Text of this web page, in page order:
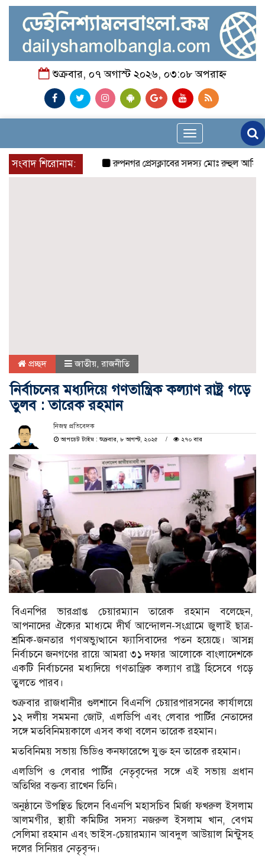
শুক্রবার, ০৭ অগাস্ট ২০২৬, ০৩:০৮ অপরাহ্ন
Toggle
navigation
সংবাদ শিরোনাম:
রুপনগর প্রেসক্লাবের সদস্য মোঃ রুহুল আমিন এর
প্রচ্ছদ জাতীয়, রাজনীতি
নির্বাচনের মধ্যদিয়ে গণতান্ত্রিক কল্যাণ রাষ্ট্র গড়ে
তুলব : তারেক রহমান
নিজস্ব প্রতিবেদক
আপডেট টাইম : শুক্রবার, ৮ আগস্ট, ২০২৫
২৭০ বার
বিএনপির ভারপ্রাপ্ত চেয়ারম্যান তারেক রহমান বলেছেন,
আপনাদের ঐক্যের মাধ্যমে দীর্ঘ আন্দোলন-সংগ্রামে জুলাই ছাত্র-
শ্রমিক-জনতার গণঅভ্যুত্থানে ফ্যাসিবাদের পতন হয়েছে। আসন্ন
নির্বাচনে জনগণের রায়ে আমরা ৩১ দফার আলোকে বাংলাদেশকে
একটি নির্বাচনের মধ্যদিয়ে গণতান্ত্রিক কল্যাণ রাষ্ট্র হিসেবে গড়ে
তুলতে পারব।
শুক্রবার রাজধানীর গুলশানে বিএনপি চেয়ারপারসনের কার্যালয়ে
১২ দলীয় সমমনা জোট, এলডিপি এবং লেবার পার্টির নেতাদের
সঙ্গে মতবিনিময়কালে এসব কথা বলেন তারেক রহমান।
মতবিনিময় সভায় ভিডিও কনফারেন্সে যুক্ত হন তারেক রহমান।
এলডিপি ও লেবার পার্টির নেতৃবৃন্দের সঙ্গে এই সভায় প্রধান
অতিথির বক্তব্য রাখেন তিনি।
অনুষ্ঠানে উপস্থিত ছিলেন বিএনপি মহাসচিব মির্জা ফখরুল ইসলাম
আলমগীর, স্থায়ী কমিটির সদস্য নজরুল ইসলাম খান, বেগম
সেলিমা রহমান এবং ভাইস-চেয়ারম্যান আবদুল আউয়াল মিন্টুসহ
দলের সিনিয়র নেতৃবৃন্দ।